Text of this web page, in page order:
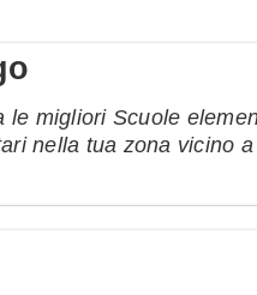
le migliori Scuole
nella tua zona vicino